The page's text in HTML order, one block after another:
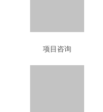
项目咨询